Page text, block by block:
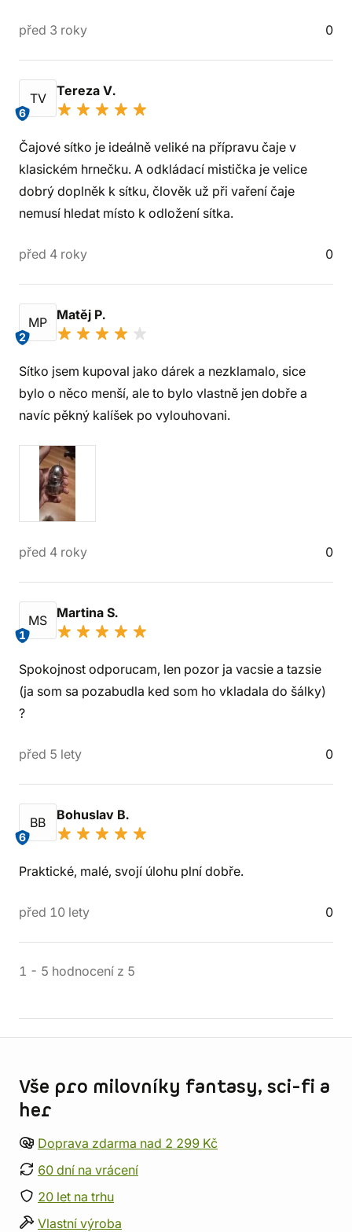
před 3 roky 0
TV
6
Tereza V.
Čajové sítko je ideálně veliké na přípravu čaje v
klasickém hrnečku. A odkládací mistička je velice
dobrý doplněk k sítku, člověk už při vaření čaje
nemusí hledat místo k odložení sítka.
před 4 roky 0
MP
2
Matěj P.
Sítko jsem kupoval jako dárek a nezklamalo, sice
bylo o něco menší, ale to bylo vlastně jen dobře a
navíc pěkný kalíšek po vylouhovani.
před 4 roky 0
MS
1
Martina S.
Spokojnost odporucam, len pozor ja vacsie a tazsie
(ja som sa pozabudla ked som ho vkladala do šálky)
?
před 5 lety 0
BB
6
Bohuslav B.
Praktické, malé, svojí úlohu plní dobře.
před 10 lety 0
1 - 5 hodnocení z 5
Vše pro milovníky fantasy, sci-fi a
her
Doprava zdarma nad 2 299 Kč
60 dní na vrácení
20 let na trhu
Vlastní výroba